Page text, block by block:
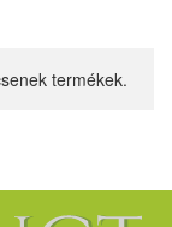
termékek.